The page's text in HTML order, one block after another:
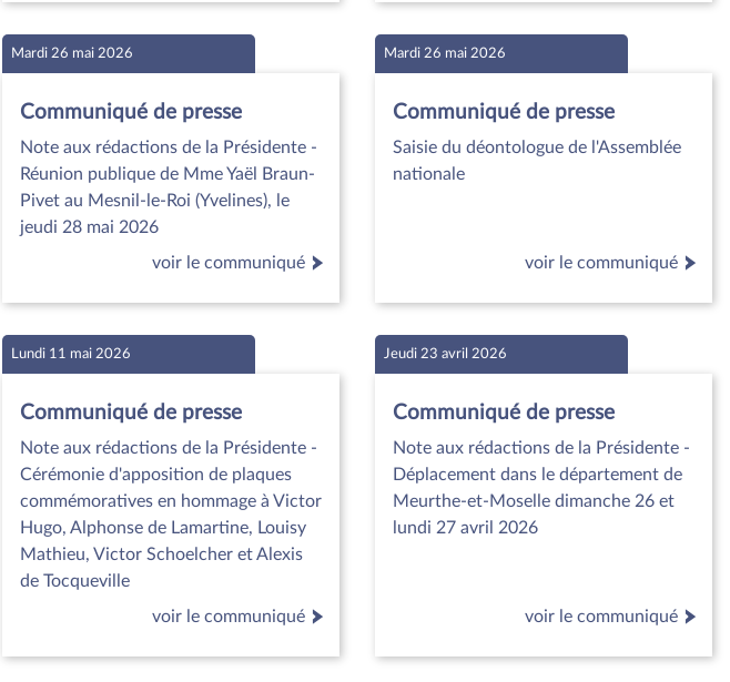
Mardi 26 mai 2026
Communiqué de presse
Note aux rédactions de la Présidente -
Réunion publique de Mme Yaël Braun-
Pivet au Mesnil-le-Roi (Yvelines), le
jeudi 28 mai 2026
voir le communiqué
Mardi 26 mai 2026
Communiqué de presse
Saisie du déontologue de l'Assemblée
nationale
voir le communiqué
Lundi 11 mai 2026
Communiqué de presse
Note aux rédactions de la Présidente -
Cérémonie d'apposition de plaques
commémoratives en hommage à Victor
Hugo, Alphonse de Lamartine, Louisy
Mathieu, Victor Schoelcher et Alexis
de Tocqueville
voir le communiqué
Jeudi 23 avril 2026
Communiqué de presse
Note aux rédactions de la Présidente -
Déplacement dans le département de
Meurthe-et-Moselle dimanche 26 et
lundi 27 avril 2026
voir le communiqué